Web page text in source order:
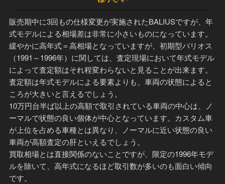
販売期中に3回もの仕様変更が実施されたBALIUSですが、年
式モデルによる相場差は非常に小さいものになっています。
緩やかに高年式＝高相場となっていますが、初期型バリオス
（1991～1996年）に関しては、査定現場において年式モデル
によって査定額はそれ程変わらないと見ることが出来ます。
査定額は年式モデルによる要素よりも、車両の状態によると
ころが大きいと言えるでしょう。
10万円台半ば以上の高額で取引されている車両の中心は、ノ
ーマルで状態の良い個体が中心となっています。カスタム車
が上位を占める車種とは異なり、ノーマルに近い状態の良い
車両が高額査定の肝といえるでしょう。
買取相場とは直接関係のないことですが、限定の1996年モデ
ルを除いて、高年式になるほど取引数が多いのも面白い傾向
です。